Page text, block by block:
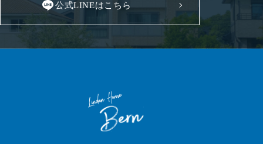
公式LINEはこちら